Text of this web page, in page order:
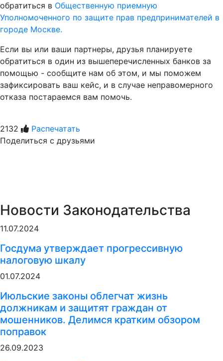
обратиться в Общественную приемную
Уполномоченного по защите прав предпринимателей в
городе Москве.
Если вы или ваши партнеры, друзья планируете
обратиться в один из вышеперечисленных банков за
помощью - сообщите нам об этом, и мы поможем
зафиксировать ваш кейс, и в случае неправомерного
отказа постараемся вам помочь.
2132
Распечатать
Поделиться с друзьями
Новости Законодательства
11.07.2024
Госдума утверждает прогрессивную
налоговую шкалу
01.07.2024
Июльские законы облегчат жизнь
должникам и защитят граждан от
мошенников. Делимся кратким обзором
поправок
26.09.2023